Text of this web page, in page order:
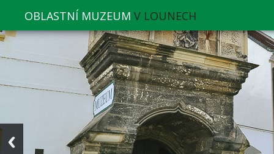
OBLASTNÍ MUZEUM V LOUNECH